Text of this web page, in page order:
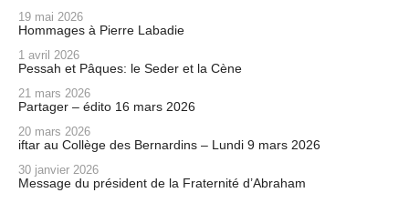
19 mai 2026
Hommages à Pierre Labadie
1 avril 2026
Pessah et Pâques: le Seder et la Cène
21 mars 2026
Partager – édito 16 mars 2026
20 mars 2026
iftar au Collège des Bernardins – Lundi 9 mars 2026
30 janvier 2026
Message du président de la Fraternité d’Abraham